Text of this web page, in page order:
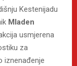
Kestenijadu
Mladen
usmjerena
za
iznenađenje